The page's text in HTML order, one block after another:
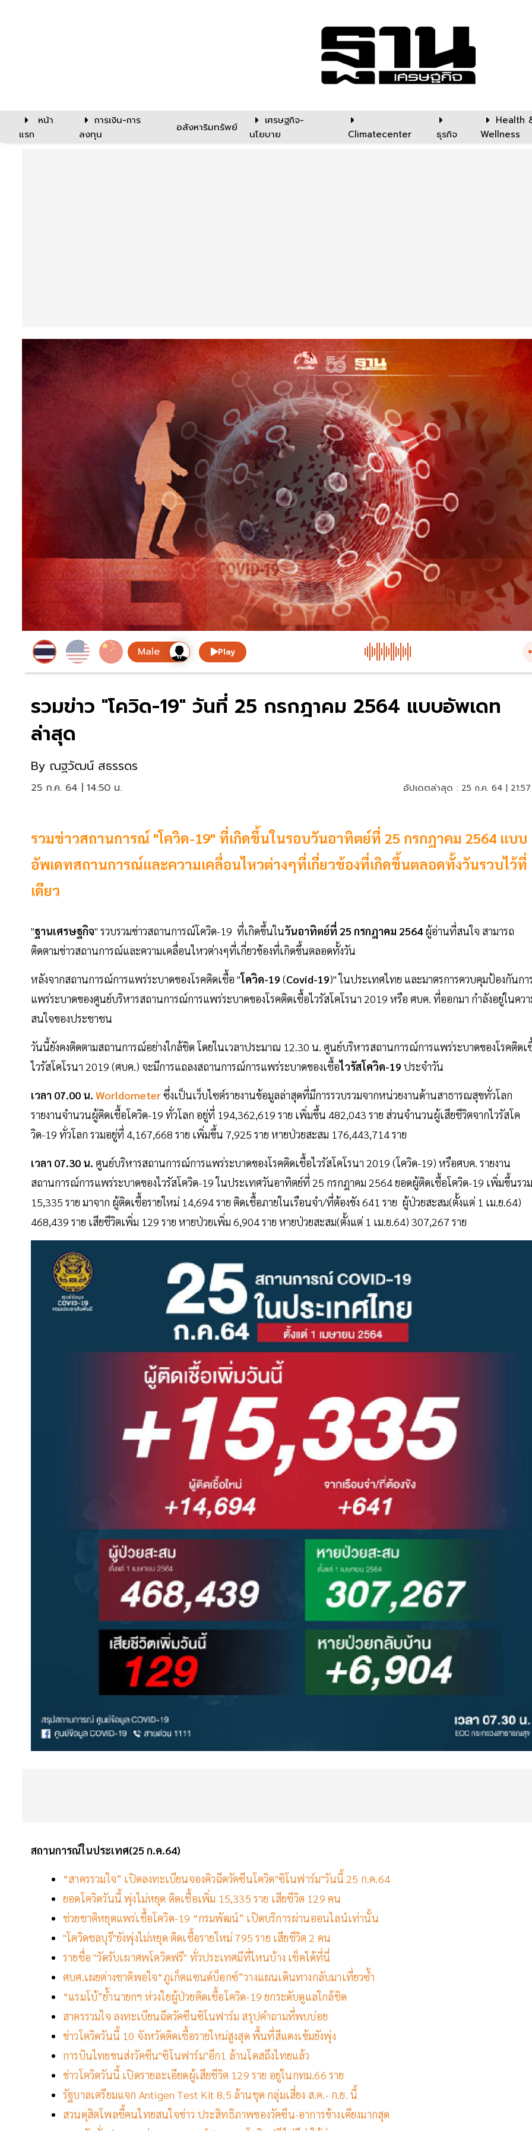
หน้า
แรก
การเงิน-การ
ลงทุน
อสังหาริมทรัพย์
เศรษฐกิจ-
นโยบาย
Climatecenter ธุรกิจ
Health
Wellness
Play
รวมข่าว "โควิด-19" วันที่ 25 กรกฎาคม 2564 แบบอัพเดท
ล่าสุด
By ณฐวัฒน์ สธรรดร
25 ก.ค. 64 | 14:50 น. อัปเดตล่าสุด : 25 ก.ค. 64 |
รวมข่าวสถานการณ์ "โควิด-19" ที่เกิดขึ้นในรอบวันอาทิตย์ที่ 25 กรกฎาคม 2564 แบบ
อัพเดทสถานการณ์และความเคลื่อนไหวต่างๆที่เกี่ยวข้องที่เกิดขึ้นตลอดทั้งวันรวบไว้ที่
เดียว
"ฐานเศรษฐกิจ" รวบรวมข่าวสถานการณ์โควิด-19 ที่เกิดขึ้นในวันอาทิตย์ที่ 25 กรกฎาคม 2564 ผู้อ่านที่สนใจ สามารถ
ติดตามข่าวสถานการณ์และความเคลื่อนไหวต่างๆที่เกี่ยวข้องที่เกิดขึ้นตลอดทั้งวัน
หลังจากสถานการณ์การแพร่ระบาดของโรคติดเชื้อ "โควิด-19 (Covid-19)" ในประเทศไทย และมาตรการควบคุมป้องกันกา
แพร่ระบาดของศูนย์บริหารสถานการณ์การแพร่ระบาดของโรคติดเชื้อไวรัสโคโรนา 2019 หรือ ศบค. ที่ออกมา กำลังอยู่ในคว
สนใจของประชาชน
วันนี้ยังคงติดตามสถานการณ์อย่างใกล้ชิด โดยในเวลาประมาณ 12.30 น. ศูนย์บริหารสถานการณ์การแพร่ระบาดของโรคติดเ
ไวรัสโคโรนา 2019 (ศบค.) จะมีการแถลงสถานการณ์การแพร่ระบาดของเชื้อไวรัสโควิด-19 ประจำวัน
เวลา 07.00 น. Worldometerซึ่งเป็นเว็บไซต์รายงานข้อมูลล่าสุดที่มีการรวบรวมจากหน่วยงานด้านสาธารณสุขทั่วโลก
รายงานจำนวนผู้ติดเชื้อโควิด-19 ทั่วโลก อยู่ที่ 194,362,619 ราย เพิ่มขึ้น 482,043 ราย ส่วนจำนวนผู้เสียชีวิตจากไวรัสโค
วิด-19 ทั่วโลก รวมอยู่ที่ 4,167,668 ราย เพิ่มขึ้น 7,925 ราย หายป่วยสะสม 176,443,714 ราย
เวลา 07.30 น. ศูนย์บริหารสถานการณ์การแพร่ระบาดของโรคติดเชื้อไวรัสโคโรนา 2019 (โควิด-19) หรือศบค. รายงาน
สถานการณ์การแพร่ระบาดของไวรัสโควิด-19 ในประเทศวันอาทิตย์ที่ 25 กรกฎาคม 2564 ยอดผู้ติดเชื้อโควิด-19 เพิ่มขึ้นรวม
15,335 ราย มาจาก ผู้ติดเชื้อรายใหม่ 14,694 ราย ติดเชื้อภายในเรือนจำ/ที่ต้องขัง 641 ราย ผู้ป่วยสะสม(ตั้งแต่ 1 เม.ย.64)
468,439 ราย เสียชีวิตเพิ่ม 129 ราย หายป่วยเพิ่ม 6,904 ราย หายป่วยสะสม(ตั้งแต่ 1 เม.ย.64) 307,267 ราย
สถานการณ์ในประเทศ(25 ก.ค.64)
“สาครรวมใจ” เปิดลงทะเบียนจองคิวฉีดวัคซีนโควิด"ซิโนฟาร์ม"วันนี้ 25 ก.ค.64
ยอดโควิดวันนี้ พุ่งไม่หยุด ติดเชื้อเพิ่ม 15,335 ราย เสียชีวิต 129 คน
ช่วยชาติหยุดแพร่เชื้อโควิด-19 “กรมพัฒน์” เปิดบริการผ่านออนไลน์เท่านั้น
"โควิดชลบุรี"ยังพุ่งไม่หยุด ติดเชื้อรายใหม่ 795 ราย เสียชีวิต 2 คน
รายชื่อ "วัดรับเผาศพโควิดฟรี" ทั่วประเทศมีที่ไหนบ้าง เช็คได้ที่นี่
ศบศ.เผยต่างชาติพอใจ“ภูเก็ตแซนด์บ็อกซ์”วางแผนเดินทางกลับมาเที่ยวซ้ำ
“แรมโบ้”ย้ำนายกฯ ห่วงใยผู้ป่วยติดเชื้อโควิด-19 ยกระดับดูแลใกล้ชิด
สาครรวมใจ ลงทะเบียนฉีดวัคซีนซิโนฟาร์ม สรุปคำถามที่พบบ่อย
ข่าวโควิดวันนี้ 10 จังหวัดติดเชื้อรายใหม่สูงสุด พื้นที่สีแดงเข้มยังพุ่ง
การบินไทยขนส่งวัคซีน"ซิโนฟาร์ม"อีก1 ล้านโดสถึงไทยแล้ว
ข่าวโควิดวันนี้ เปิดรายละเอียดผู้เสียชีวิต 129 ราย อยู่ในกทม.66 ราย
รัฐบาลเตรียมแจก Antigen Test Kit 8.5 ล้านชุด กลุ่มเสี่ยง ส.ค.- ก.ย. นี้
สวนดุสิตโพลชี้คนไทยสนใจข่าว ประสิทธิภาพของวัคซีน-อาการข้างเคียงมากสุด